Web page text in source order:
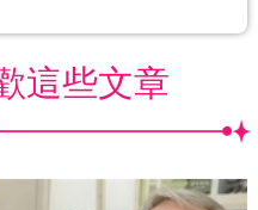
這些文章